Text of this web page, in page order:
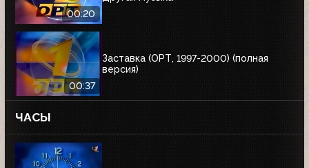
00:20
00:37
Заставка (ОРТ, 1997-2000) (полная
версия)
ЧАСЫ